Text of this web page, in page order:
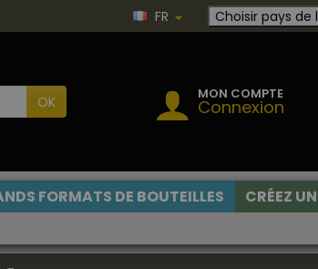
FR Choisir pays de
OK MON COMPTE
Connexion
FORMATS DE BOUTEILLES
CRÉEZ